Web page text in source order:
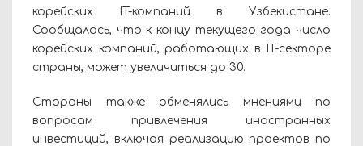
корейских IT-компаний в Узбекистане.
Сообщалось, что к концу текущего года число
корейских компаний, работающих в IT-секторе
страны, может увеличиться до 30.
Стороны также обменялись мнениями по
вопросам привлечения иностранных
инвестиций, включая реализацию проектов по